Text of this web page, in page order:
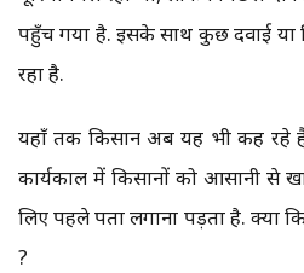
पहुँच गया है. इसके साथ कुछ दवाई या
रहा है.
यहाँ तक किसान अब यह भी कह
कार्यकाल में किसानों को आसानी से
लिए पहले पता लगाना पड़ता है. क्या
?